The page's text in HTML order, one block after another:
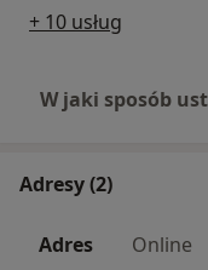
+ 10 usług
W jaki sposób
Adresy (2)
Adres Online